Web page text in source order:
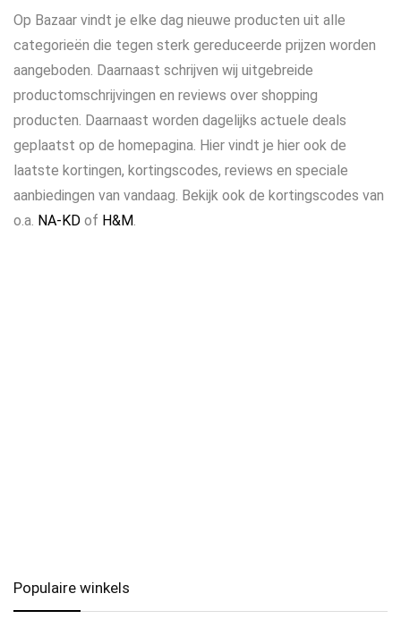
Op Bazaar vindt je elke dag nieuwe producten uit alle
categorieën die tegen sterk gereduceerde prijzen worden
aangeboden. Daarnaast schrijven wij uitgebreide
productomschrijvingen en reviews over shopping
producten. Daarnaast worden dagelijks actuele deals
geplaatst op de homepagina. Hier vindt je hier ook de
laatste kortingen, kortingscodes, reviews en speciale
aanbiedingen van vandaag. Bekijk ook de kortingscodes van
o.a. NA-KD of H&M.
Populaire winkels